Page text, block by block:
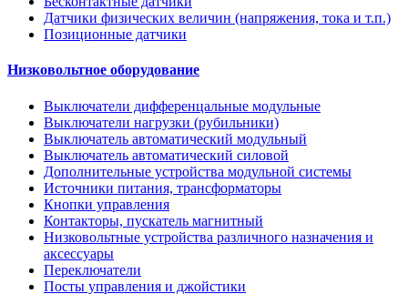
Датчики физических величин (напряжения, тока и т.п.)
Позиционные датчики
Низковольтное оборудование
Выключатели дифференцальные модульные
Выключатели нагрузки (рубильники)
Выключатель автоматический модульный
Выключатель автоматический силовой
Дополнительные устройства модульной системы
Источники питания, трансформаторы
Кнопки управления
Контакторы, пускатель магнитный
Низковольтные устройства различного назначения и
аксессуары
Переключатели
Посты управления и джойстики